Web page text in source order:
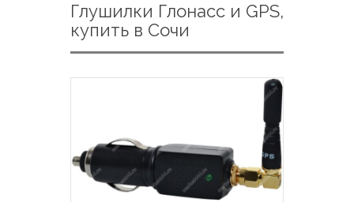
Глушилки Глонасс и GPS,
купить в Сочи